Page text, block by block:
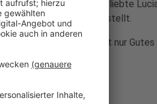
und seine ehemalige Geliebte
weiteren Halbbruder vorstellt.
dass der Rest der Welt nur